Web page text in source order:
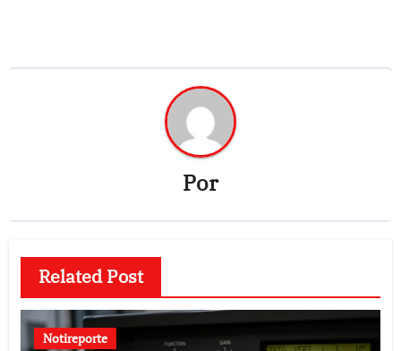
Por
Related Post
Notireporte